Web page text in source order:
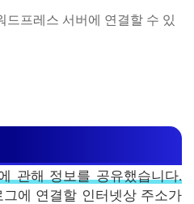
드프레스 서버에 연결할 수 있
관해 정보를 공유했습니다.
에 연결할 인터넷상 주소가